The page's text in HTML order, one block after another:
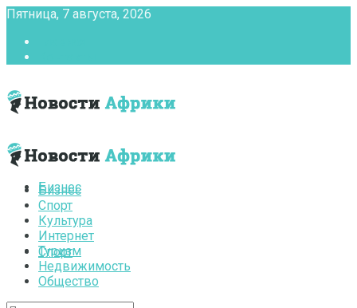
Пятница, 7 августа, 2026
Бизнес
Спорт
Бизнес
Спорт
Культура
Интернет
Туризм
Недвижимость
Общество